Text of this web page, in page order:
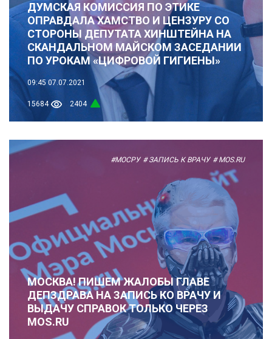
ДУМСКАЯ КОМИССИЯ ПО ЭТИКЕ
ОПРАВДАЛА ХАМСТВО И ЦЕНЗУРУ СО
СТОРОНЫ ДЕПУТАТА ХИНШТЕЙНА НА
СКАНДАЛЬНОМ МАЙСКОМ ЗАСЕДАНИИ
ПО УРОКАМ «ЦИФРОВОЙ ГИГИЕНЫ»
09:45 07.07.2021
15684 2404
#МОСРУ # ЗАПИСЬ К ВРАЧУ # MOS.RU
МОСКВА! ПИШЕМ ЖАЛОБЫ ГЛАВЕ
ДЕПЗДРАВА НА ЗАПИСЬ КО ВРАЧУ И
ВЫДАЧУ СПРАВОК ТОЛЬКО ЧЕРЕЗ
MOS.RU